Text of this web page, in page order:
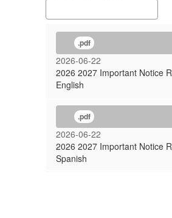
.pdf
2026-06-22
2026 2027 Important Notice
English
.pdf
2026-06-22
2026 2027 Important Notice
Spanish